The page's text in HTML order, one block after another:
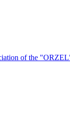
of the